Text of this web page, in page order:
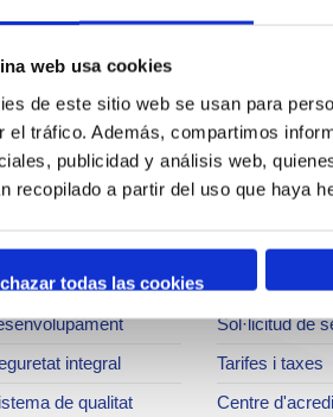
web usa cookies
de este sitio web se usan para
el tráfico. Además, compartimos
publicidad y análisis web,
recopilado a partir del uso que haya
todas las cookies
Port
el Port
en
integral
de qualitat
Serveis
Operacions i
portuaris
Bunkering
Serveis
Sol·licitud de
Tarifes i taxes
Centre